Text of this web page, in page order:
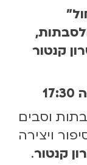
קנטור
וסבים
ויצירה
קנטור.